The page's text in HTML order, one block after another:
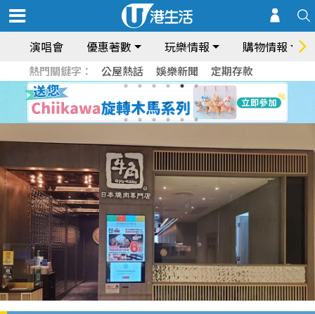
演唱會 優惠著數 玩樂情報 購物情報
熱門關鍵字： 公屋熱話 娛樂新聞 定期存款